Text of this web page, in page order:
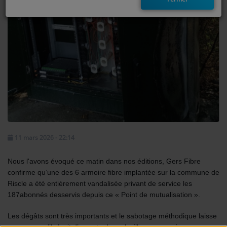
EMISSIONS
FRÉQUENCES
EVÈNEMENTS
LES JEUX
CONTACTEZ-NOUS
RÉGIE PUBLICTIAIRE
Nous l'avons évoqué ce matin dans nos éditions, Gers Fibre
confirme qu’une des 6 armoire fibre implantée sur la commune de
Riscle a été entièrement vandalisée privant de service les
187abonnés desservis depuis ce « Point de mutualisation ».
Les dégâts sont très importants et le sabotage méthodique laisse